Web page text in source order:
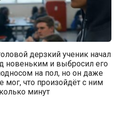
дерзкий ученик начал
новеньким и выбросил его
на пол, но он даже
мог, что произойдёт с ним
минут